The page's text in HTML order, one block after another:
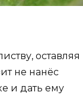
оставляя
не нанёс
и дать ему